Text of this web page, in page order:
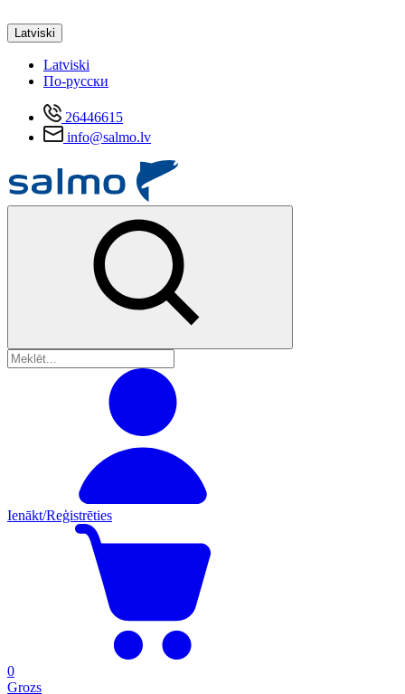
Latviski
Latviski
По-русски
26446615
info@salmo.lv
Ienākt/Reģistrēties
0
Grozs